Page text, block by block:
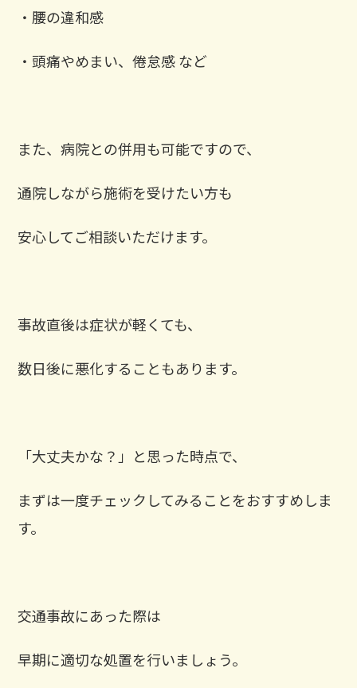
・腰の違和感
・頭痛やめまい、倦怠感 など
また、病院との併用も可能ですので、
通院しながら施術を受けたい方も
安心してご相談いただけます。
事故直後は症状が軽くても、
数日後に悪化することもあります。
「大丈夫かな？」と思った時点で、
まずは一度チェックしてみることをおすすめしま
す。
交通事故にあった際は
早期に適切な処置を行いましょう。